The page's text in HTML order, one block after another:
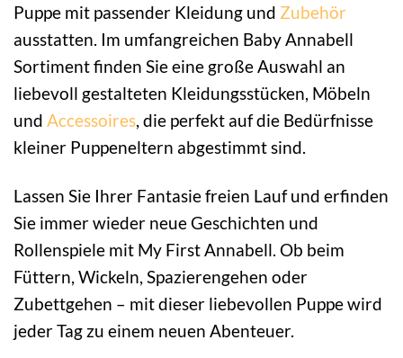
Puppe mit passender Kleidung und Zubehör
ausstatten. Im umfangreichen Baby Annabell
Sortiment finden Sie eine große Auswahl an
liebevoll gestalteten Kleidungsstücken, Möbeln
und Accessoires , die perfekt auf die Bedürfnisse
kleiner Puppeneltern abgestimmt sind.
Lassen Sie Ihrer Fantasie freien Lauf und erfinden
Sie immer wieder neue Geschichten und
Rollenspiele mit My First Annabell. Ob beim
Füttern, Wickeln, Spazierengehen oder
Zubettgehen – mit dieser liebevollen Puppe wird
jeder Tag zu einem neuen Abenteuer.